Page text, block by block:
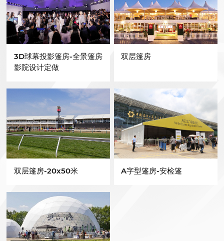
3D球幕投影篷房-全景篷房
影院设计定做
双层篷房
双层篷房-20x50米 A字型篷房-安检篷